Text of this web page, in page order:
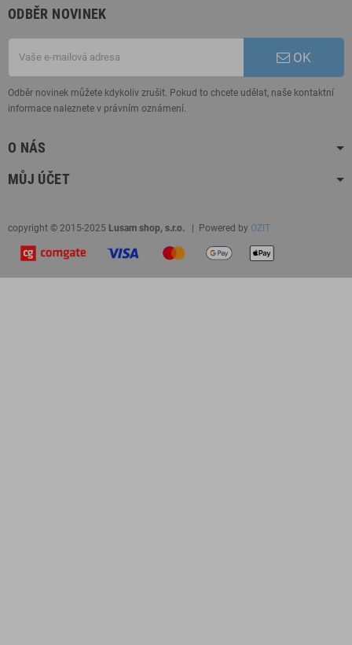
ODBĚR NOVINEK
OK
Odběr novinek můžete kdykoliv zrušit. Pokud to chcete udělat, naše kontaktní
informace naleznete v právním oznámení.
O NÁS
MŮJ ÚČET
copyright © 2015-2025 Lusam shop, s.r.o. | Powered by OZIT